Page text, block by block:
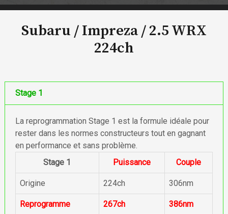
Subaru / Impreza /2.5 WRX
224ch
Stage 1
La reprogrammation Stage 1 est la formule idéale pour
rester dans les normes constructeurs tout en gagnant
en performance et sans problème.
Stage 1
Puissance Couple
Origine 224ch 306nm
Reprogramme 267ch 386nm